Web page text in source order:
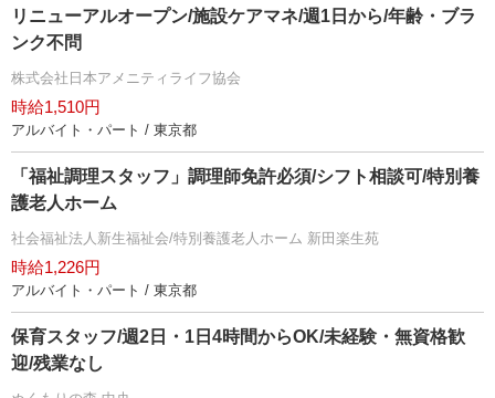
リニューアルオープン/施設ケアマネ/週1日から/年齢・ブラ
ンク不問
株式会社日本アメニティライフ協会
時給1,510円
アルバイト・パート / 東京都
「福祉調理スタッフ」調理師免許必須/シフト相談可/特別養
護老人ホーム
社会福祉法人新生福祉会/特別養護老人ホーム 新田楽生苑
時給1,226円
アルバイト・パート / 東京都
保育スタッフ/週2日・1日4時間からOK/未経験・無資格歓
迎/残業なし